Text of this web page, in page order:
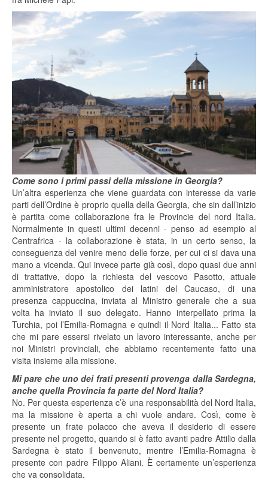
Come sono i primi passi della missione in Georgia?
Un’altra esperienza che viene guardata con interesse da varie
parti dell’Ordine è proprio quella della Georgia, che sin dall’inizio
è partita come collaborazione fra le Provincie del nord Italia.
Normalmente in questi ultimi decenni - penso ad esempio al
Centrafrica - la collaborazione è stata, in un certo senso, la
conseguenza del venire meno delle forze, per cui ci si dava una
mano a vicenda. Qui invece parte già così, dopo quasi due anni
di trattative, dopo la richiesta del vescovo Pasotto, attuale
amministratore apostolico dei latini del Caucaso, di una
presenza cappuccina, inviata al Ministro generale che a sua
volta ha inviato il suo delegato. Hanno interpellato prima la
Turchia, poi l’Emilia-Romagna e quindi il Nord Italia... Fatto sta
che mi pare essersi rivelato un lavoro interessante, anche per
noi Ministri provinciali, che abbiamo recentemente fatto una
visita insieme alla missione.
Mi pare che uno dei frati presenti provenga dalla Sardegna,
anche quella Provincia fa parte del Nord Italia?
No. Per questa esperienza c’è una responsabilità del Nord Italia,
ma la missione è aperta a chi vuole andare. Così, come è
presente un frate polacco che aveva il desiderio di essere
presente nel progetto, quando si è fatto avanti padre Attilio dalla
Sardegna è stato il benvenuto, mentre l’Emilia-Romagna è
presente con padre Filippo Aliani. È certamente un’esperienza
che va consolidata.